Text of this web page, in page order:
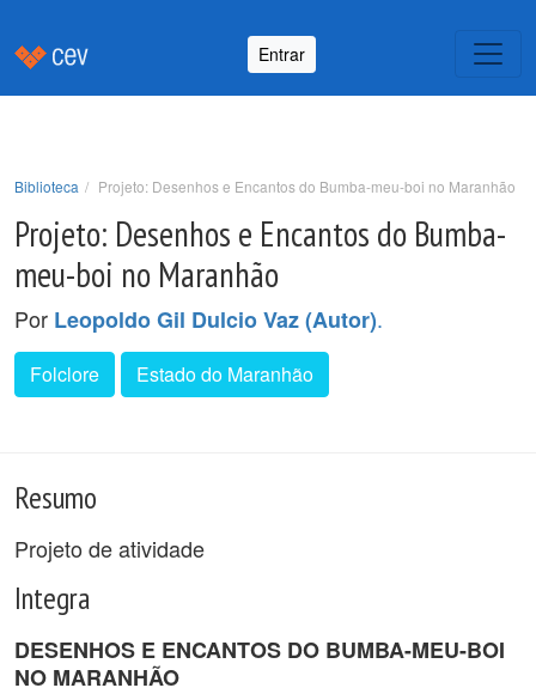
Entrar
Biblioteca Projeto: Desenhos e Encantos do Bumba-meu-boi no Maranhão
Projeto: Desenhos e Encantos do Bumba-
meu-boi no Maranhão
Por Leopoldo Gil Dulcio Vaz (Autor).
Folclore Estado do Maranhão
Resumo
Projeto de atividade
Integra
DESENHOS E ENCANTOS DO BUMBA-MEU-BOI
NO MARANHÃO